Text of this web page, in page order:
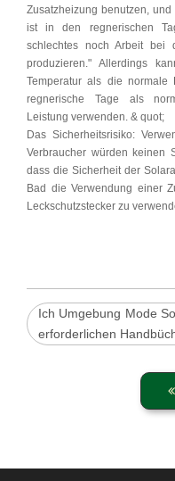
Zusatzheizung benutzen,
ist in den regnerischen
schlechtes noch Arbeit bei
produzieren." Allerdings
Temperatur als die normale
regnerische Tage als
Leistung verwenden. & quot;
Das Sicherheitsrisiko:
Verbraucher würden keinen
dass die Sicherheit der
Bad die Verwendung einer
Leckschutzstecker zu
Ich Umgebung Mode
erforderlichen